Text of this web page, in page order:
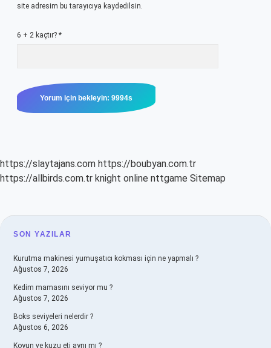
site adresim bu tarayıcıya kaydedilsin.
6 + 2 kaçtır? *
https://slaytajans.com https://boubyan.com.tr
https://allbirds.com.tr knight online nttgame Sitemap
SIDEBAR
SON YAZILAR
Kurutma makinesi yumuşatıcı kokması için ne yapmalı ?
Ağustos 7, 2026
Kedim mamasını seviyor mu ?
Ağustos 7, 2026
Boks seviyeleri nelerdir ?
Ağustos 6, 2026
Koyun ve kuzu eti aynı mı ?